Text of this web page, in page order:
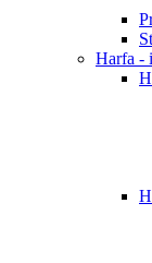
Harfa -